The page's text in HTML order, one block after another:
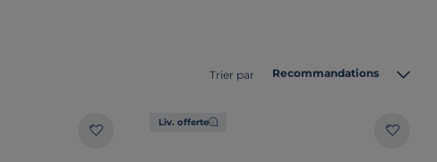
Trier par Recommandations
Liv. offerte